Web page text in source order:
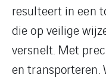
resulteert in een
die op veilige
versnelt. Met
en transporteren.